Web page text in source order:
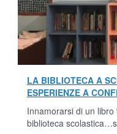
LA BIBLIOTECA A
ESPERIENZE A
Innamorarsi di un
biblioteca